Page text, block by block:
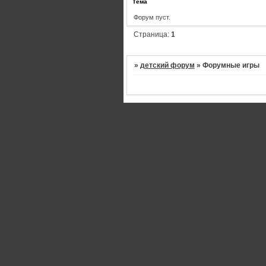
Тема
Форум пуст.
Страница: 1
» детский форум » Форумные игры